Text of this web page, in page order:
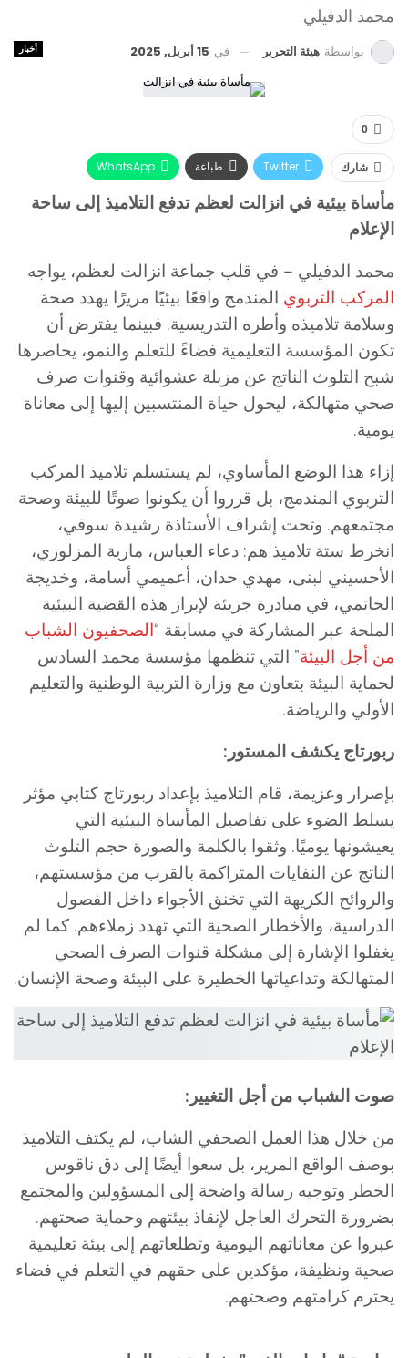
محمد الدفيلي
أخبار بواسطة هيئة التحرير في 15 أبريل, 2025
0
شارك Twitter طباعة
WhatsApp
البريد الإلكتروني
Facebook
مأساة بيئية في انزالت لعظم تدفع التلاميذ إلى ساحة
الإعلام
محمد الدفيلي – في قلب جماعة انزالت لعظم، يواجه
المركب التربوي المندمج واقعًا بيئيًا مريرًا يهدد صحة
وسلامة تلاميذه وأطره التدريسية. فبينما يفترض أن
تكون المؤسسة التعليمية فضاءً للتعلم والنمو، يحاصرها
شبح التلوث الناتج عن مزبلة عشوائية وقنوات صرف
صحي متهالكة، ليحول حياة المنتسبين إليها إلى معاناة
يومية.
إزاء هذا الوضع المأساوي، لم يستسلم تلاميذ المركب
التربوي المندمج، بل قرروا أن يكونوا صوتًا للبيئة وصحة
مجتمعهم. وتحت إشراف الأستاذة رشيدة سوفي،
انخرط ستة تلاميذ هم: دعاء العباس، مارية المزلوزي،
الأحسيني لبنى، مهدي حدان، أعميمي أسامة، وخديجة
الحاتمي، في مبادرة جريئة لإبراز هذه القضية البيئية
الملحة عبر المشاركة في مسابقة “الصحفيون الشباب
من أجل البيئة” التي تنظمها مؤسسة محمد السادس
لحماية البيئة بتعاون مع وزارة التربية الوطنية والتعليم
الأولي والرياضة.
ربورتاج يكشف المستور:
بإصرار وعزيمة، قام التلاميذ بإعداد ربورتاج كتابي مؤثر
يسلط الضوء على تفاصيل المأساة البيئية التي
يعيشونها يوميًا. وثقوا بالكلمة والصورة حجم التلوث
الناتج عن النفايات المتراكمة بالقرب من مؤسستهم،
والروائح الكريهة التي تخنق الأجواء داخل الفصول
الدراسية، والأخطار الصحية التي تهدد زملاءهم. كما لم
يغفلوا الإشارة إلى مشكلة قنوات الصرف الصحي
المتهالكة وتداعياتها الخطيرة على البيئة وصحة الإنسان.
صوت الشباب من أجل التغيير:
من خلال هذا العمل الصحفي الشاب، لم يكتف التلاميذ
بوصف الواقع المرير، بل سعوا أيضًا إلى دق ناقوس
الخطر وتوجيه رسالة واضحة إلى المسؤولين والمجتمع
بضرورة التحرك العاجل لإنقاذ بيئتهم وحماية صحتهم.
عبروا عن معاناتهم اليومية وتطلعاتهم إلى بيئة تعليمية
صحية ونظيفة، مؤكدين على حقهم في التعلم في فضاء
يحترم كرامتهم وصحتهم.